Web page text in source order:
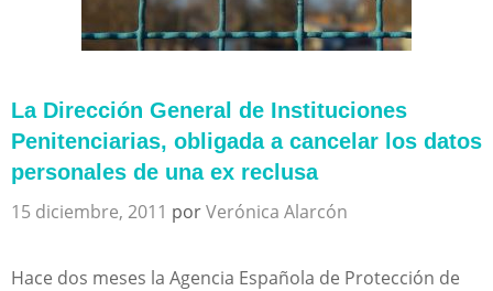
La Dirección General de Instituciones
Penitenciarias, obligada a cancelar los datos
personales de una ex reclusa
15 diciembre, 2011 porVerónica Alarcón
Hace dos meses la Agencia Española de Protección de